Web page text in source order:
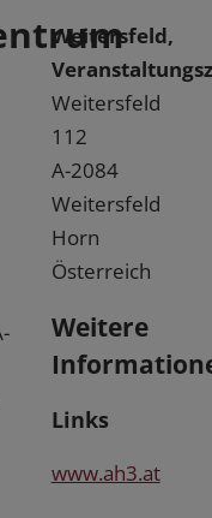
Weitersfeld,
Weitersfeld
112
A-2084
Weitersfeld
Horn
Österreich
Weitere
Links
www.ah3.at